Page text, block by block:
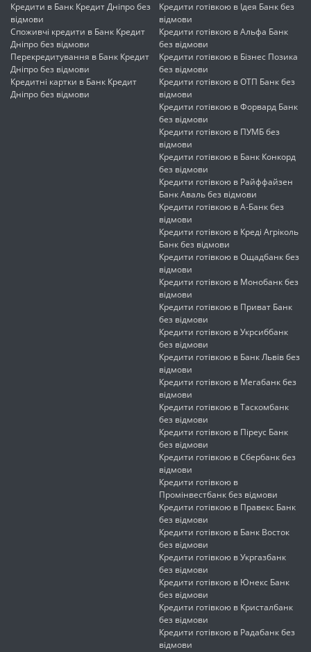
Кредити в Банк Кредит Дніпро без
відмови
Споживчі кредити в Банк Кредит
Дніпро без відмови
Перекредитування в Банк Кредит
Дніпро без відмови
Кредитні картки в Банк Кредит
Дніпро без відмови
Кредити готівкою в Ідея Банк без
відмови
Кредити готівкою в Альфа Банк
без відмови
Кредити готівкою в Бізнес Позика
без відмови
Кредити готівкою в ОТП Банк без
відмови
Кредити готівкою в Форвард Банк
без відмови
Кредити готівкою в ПУМБ без
відмови
Кредити готівкою в Банк Конкорд
без відмови
Кредити готівкою в Райффайзен
Банк Аваль без відмови
Кредити готівкою в А-Банк без
відмови
Кредити готівкою в Креді Агріколь
Банк без відмови
Кредити готівкою в Ощадбанк без
відмови
Кредити готівкою в Монобанк без
відмови
Кредити готівкою в Приват Банк
без відмови
Кредити готівкою в Укрсиббанк
без відмови
Кредити готівкою в Банк Львів без
відмови
Кредити готівкою в Мегабанк без
відмови
Кредити готівкою в Таскомбанк
без відмови
Кредити готівкою в Піреус Банк
без відмови
Кредити готівкою в Сбербанк без
відмови
Кредити готівкою в
Промінвестбанк без відмови
Кредити готівкою в Правекс Банк
без відмови
Кредити готівкою в Банк Восток
без відмови
Кредити готівкою в Укргазбанк
без відмови
Кредити готівкою в Юнекс Банк
без відмови
Кредити готівкою в Кристалбанк
без відмови
Кредити готівкою в Радабанк без
відмови